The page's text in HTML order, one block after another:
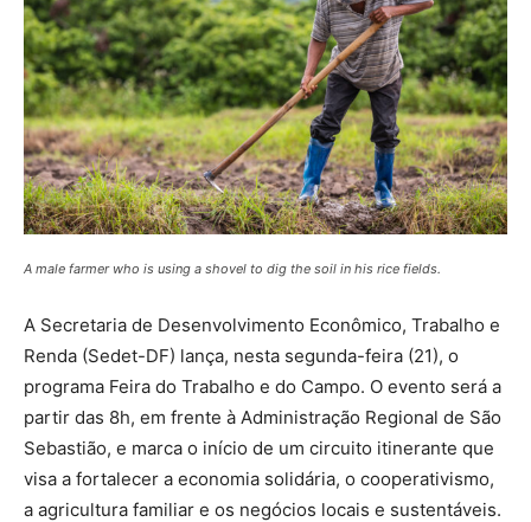
A male farmer who is using a shovel to dig the soil in his rice fields.
A Secretaria de Desenvolvimento Econômico, Trabalho e
Renda (Sedet-DF) lança, nesta segunda-feira (21), o
programa Feira do Trabalho e do Campo. O evento será a
partir das 8h, em frente à Administração Regional de São
Sebastião, e marca o início de um circuito itinerante que
visa a fortalecer a economia solidária, o cooperativismo,
a agricultura familiar e os negócios locais e sustentáveis.